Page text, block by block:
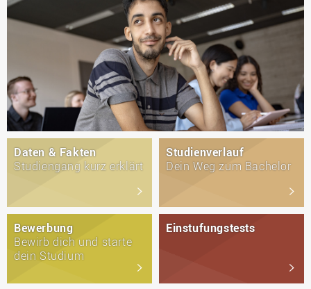
Daten & Fakten
Studiengang kurz erklärt
Studienverlauf
Dein Weg zum Bachelor
Bewerbung
Bewirb dich und starte
dein Studium
Einstufungstests